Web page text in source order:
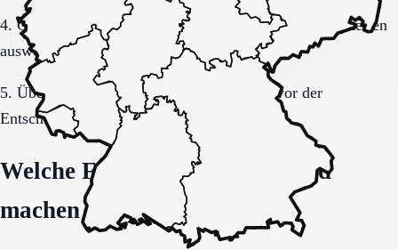
4. Gespräche und Besichtigungen mit festen Muss-Kriterien
auswerten.
5. Übergang, Kommunikation und Kosten vor der
Entscheidung vollständig klären.
Welche Fragen den Unterschied
machen